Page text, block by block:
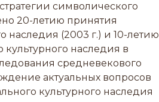
символического
20-летию принятия
наследия (2003 г.) и 10-летию
наследия в
средневекового
актуальных вопросов
культурного наследия